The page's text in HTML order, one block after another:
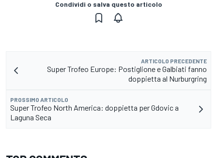
Condividi o salva questo articolo
ARTICOLO PRECEDENTE
Super Trofeo Europe: Postiglione e Galbiati fanno
doppietta al Nurburgring
PROSSIMO ARTICOLO
Super Trofeo North America: doppietta per Gdovic a
Laguna Seca